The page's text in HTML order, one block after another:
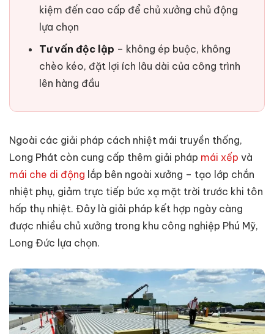
kiệm đến cao cấp để chủ xưởng chủ động
lựa chọn
Tư vấn độc lập – không ép buộc, không
chèo kéo, đặt lợi ích lâu dài của công trình
lên hàng đầu
Ngoài các giải pháp cách nhiệt mái truyền thống,
Long Phát còn cung cấp thêm giải pháp mái xếp và
mái che di động lắp bên ngoài xưởng – tạo lớp chắn
nhiệt phụ, giảm trực tiếp bức xạ mặt trời trước khi tôn
hấp thụ nhiệt. Đây là giải pháp kết hợp ngày càng
được nhiều chủ xưởng trong khu công nghiệp Phú Mỹ,
Long Đức lựa chọn.